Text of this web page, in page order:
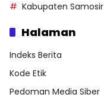
Kabupaten Samosir
Halaman
Indeks Berita
Kode Etik
Pedoman Media Siber